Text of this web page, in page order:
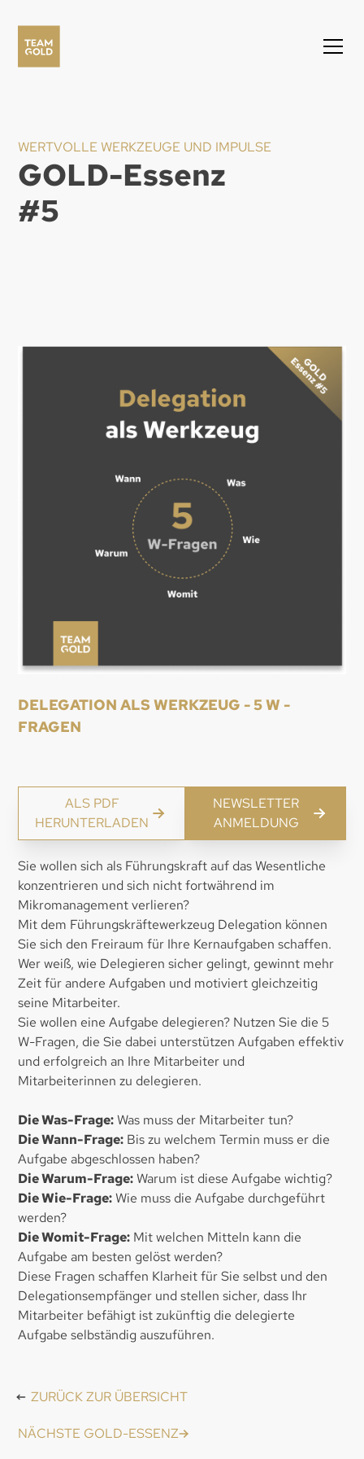
WERTVOLLE WERKZEUGE UND IMPULSE
GOLD-Essenz
#5
DELEGATION ALS WERKZEUG - 5 W -
FRAGEN
ALS PDF
HERUNTERLADEN
NEWSLETTER
ANMELDUNG
Sie wollen sich als Führungskraft auf das Wesentliche
konzentrieren und sich nicht fortwährend im
Mikromanagement verlieren?
Mit dem Führungskräftewerkzeug Delegation können
Sie sich den Freiraum für Ihre Kernaufgaben schaffen.
Wer weiß, wie Delegieren sicher gelingt, gewinnt mehr
Zeit für andere Aufgaben und motiviert gleichzeitig
seine Mitarbeiter.
Sie wollen eine Aufgabe delegieren? Nutzen Sie die 5
W-Fragen, die Sie dabei unterstützen Aufgaben effektiv
und erfolgreich an Ihre Mitarbeiter und
Mitarbeiterinnen zu delegieren.
Die Was-Frage:Was muss der Mitarbeiter tun?
Die Wann-Frage: Bis zu welchem Termin muss er die
Aufgabe abgeschlossen haben?
Die Warum-Frage:Warum ist diese Aufgabe wichtig?
Die Wie-Frage:Wie muss die Aufgabe durchgeführt
werden?
Die Womit-Frage: Mit welchen Mitteln kann die
Aufgabe am besten gelöst werden?
Diese Fragen schaffen Klarheit für Sie selbst und den
Delegationsempfänger und stellen sicher, dass Ihr
Mitarbeiter befähigt ist zukünftig die delegierte
Aufgabe selbständig auszuführen.
ZURÜCK ZUR ÜBERSICHT
NÄCHSTE GOLD-ESSENZ